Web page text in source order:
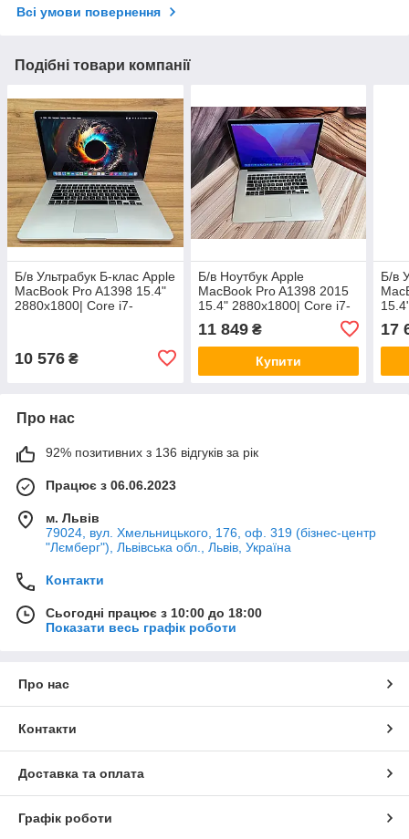
Всі умови повернення
Подібні товари компанії
Б/в Ультрабук Б-клас Apple
MacBook Pro A1398 15.4"
2880x1800| Core i7-
10 576 ₴
Б/в Ноутбук Apple
MacBook Pro A1398 2015
15.4" 2880x1800| Core i7-
4770HQ| 16 GB RAM| 256
GB SSD| Iris Pro 5200
11 849₴
Купити
Б/в
560
17
Про нас
92% позитивних з 136 відгуків за рік
Працює з 06.06.2023
м. Львів
79024, вул. Хмельницького, 176, оф. 319 (бізнес-центр
"Лємберг"), Львівська обл., Львів, Україна
Контакти
Сьогодні працює з 10:00 до 18:00
Показати весь графік роботи
Про нас
Контакти
Доставка та оплата
Графік роботи